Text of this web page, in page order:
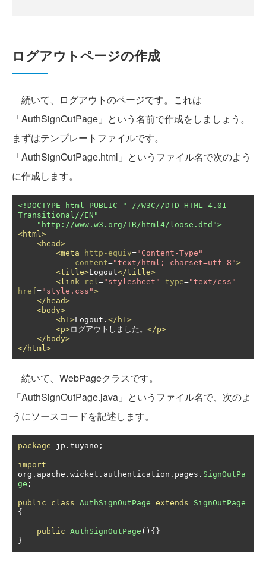
ログアウトページの作成
続いて、ログアウトのページです。これは
「AuthSignOutPage」という名前で作成をしましょう。
まずはテンプレートファイルです。
「AuthSignOutPage.html」というファイル名で次のよう
に作成します。
<!DOCTYPE html PUBLIC "-//W3C//DTD HTML 4.01
Transitional//EN"
    "http://www.w3.org/TR/html4/loose.dtd">
<html>
<head>
<meta
http-equiv="Content-Type"
content="text/html; charset=utf-8">
<title>Logout</title>
<link
rel="stylesheet" type="text/css"
href="style.css">
</head>
<body>
<h1>Logout. </h1>
<p>ログアウトしました。 </p>
</body>
</html>
続いて、WebPageクラスです。
「AuthSignOutPage.java」というファイル名で、次のよ
うにソースコードを記述します。
package jp . tuyano ;
import
org . apache . wicket . authentication . pages . SignOutPa
ge ;
public class AuthSignOutPage extends
SignOutPage
{
public AuthSignOutPage (){}
}